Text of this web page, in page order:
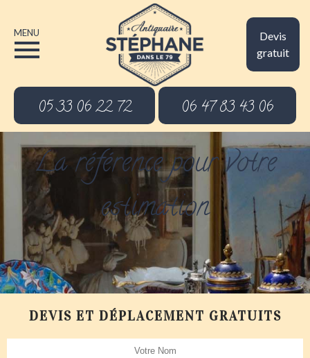
Devis
gratuit
MENU
05 33 06 22 72 06 47 83 43 06
La référence pour votre
estimation
DEVIS ET DÉPLACEMENT GRATUITS